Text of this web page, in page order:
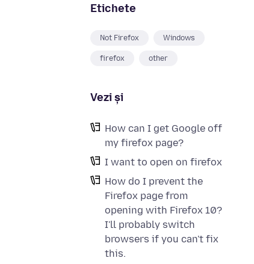
Etichete
Not Firefox Windows
firefox other
Vezi și
How can I get Google off
my firefox page?
I want to open on firefox
How do I prevent the
Firefox page from
opening with Firefox 10?
I'll probably switch
browsers if you can't fix
this.